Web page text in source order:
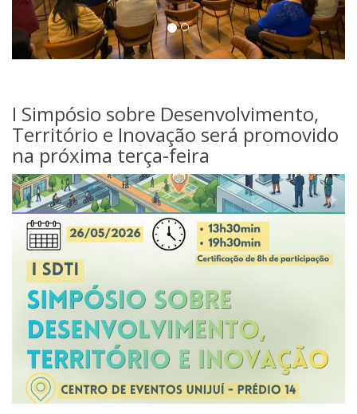
I Simpósio sobre Desenvolvimento,
Território e Inovação será promovido
na próxima terça-feira